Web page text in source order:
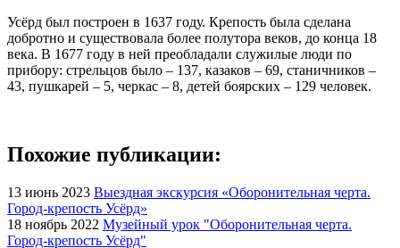
Усёрд был построен в 1637 году. Крепость была сделана
добротно и существовала более полутора веков, до конца 18
века. В 1677 году в ней преобладали служилые люди по
прибору: стрельцов было – 137, казаков – 69, станичников –
43, пушкарей – 5, черкас – 8, детей боярских – 129 человек.
Похожие публикации:
13 июнь 2023 Выездная экскурсия «Оборонительная черта.
Город-крепость Усёрд»
18 ноябрь 2022 Музейный урок "Оборонительная черта.
Город-крепость Усёрд"